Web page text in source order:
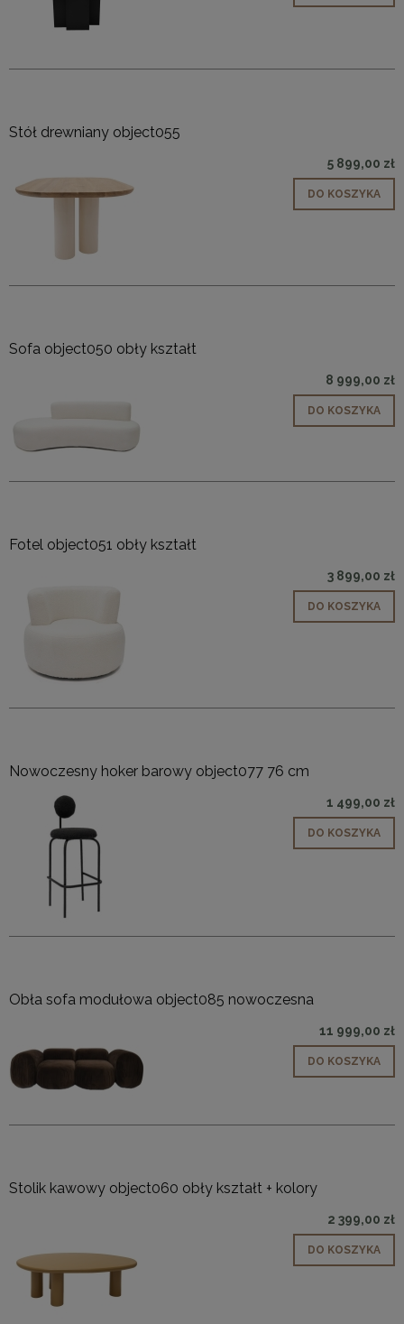
Stół drewniany object055
5 899,00 zł
DO KOSZYKA
Sofa object050 obły kształt
8 999,00 zł
DO KOSZYKA
Fotel object051 obły kształt
3 899,00 zł
DO KOSZYKA
Nowoczesny hoker barowy object077 76 cm
1 499,00 zł
DO KOSZYKA
Obła sofa modułowa object085 nowoczesna
11 999,00 zł
DO KOSZYKA
Stolik kawowy object060 obły kształt + kolory
2 399,00 zł
DO KOSZYKA